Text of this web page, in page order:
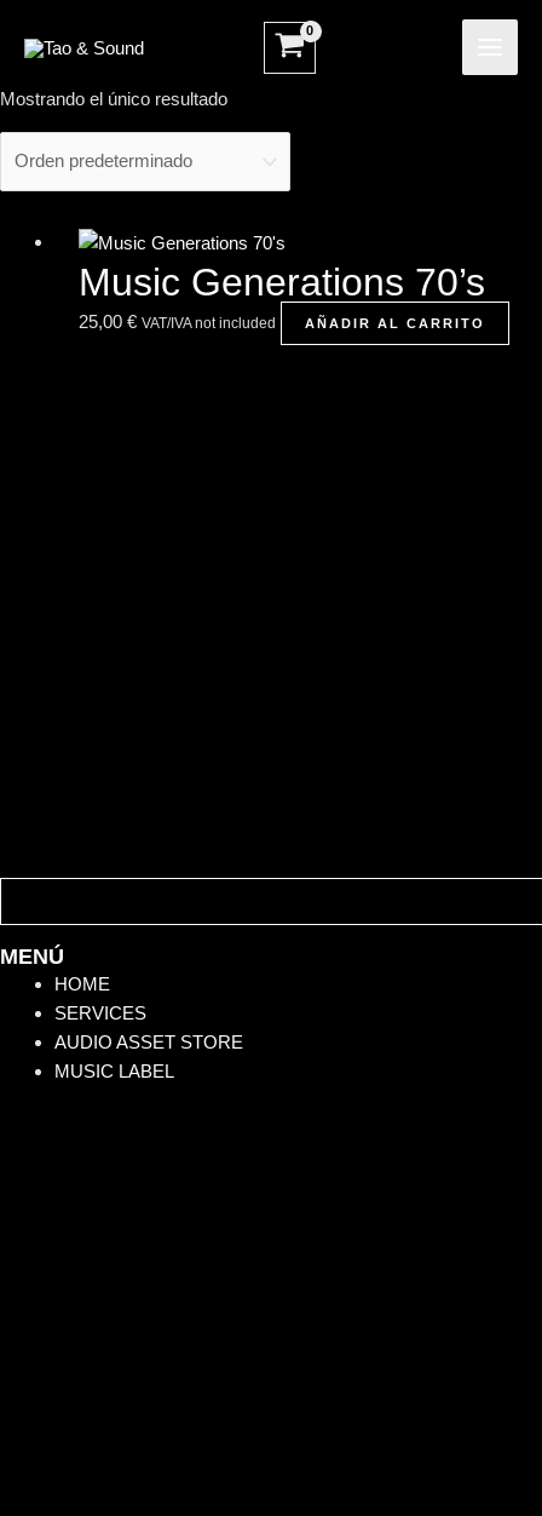
Mostrando el único resultado
Music Generations 70’s
25,00 € VAT/IVA not included AÑADIR AL CARRITO
MENÚ
HOME
SERVICES
AUDIO ASSET STORE
MUSIC LABEL